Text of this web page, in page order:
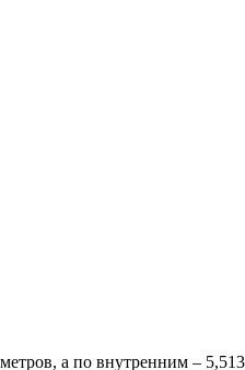
а по внутренним –